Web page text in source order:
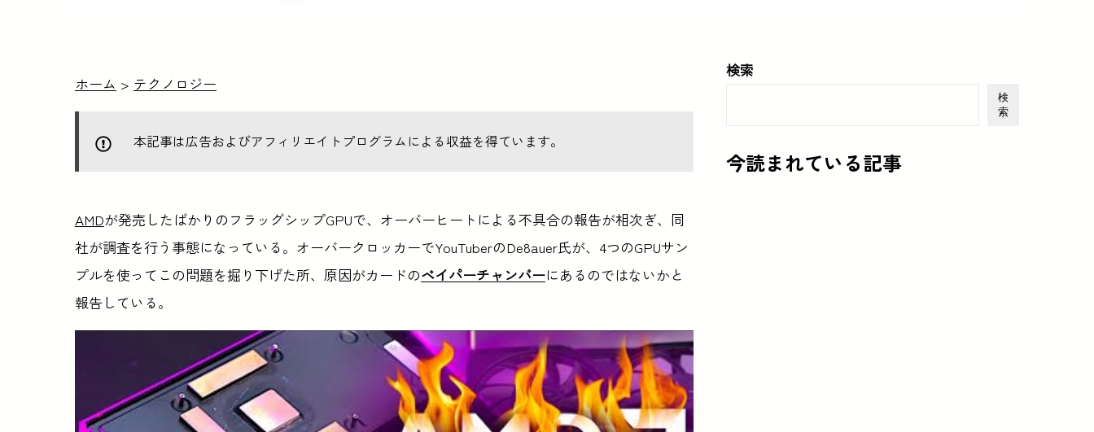
ホーム > テクノロジー
本記事は広告およびアフィリエイトプログラムによる収益を得ています。
AMDが発売したばかりのフラッグシップGPUで、オーバーヒートによる不具合の報告が相次ぎ、同
社が調査を行う事態になっている。オーバークロッカーでYouTuberのDe8auer氏が、4つのGPUサン
プルを使ってこの問題を掘り下げた所、原因がカードのベイパーチャンバーにあるのではないかと
報告している。
検索
検
索
今読まれている記事